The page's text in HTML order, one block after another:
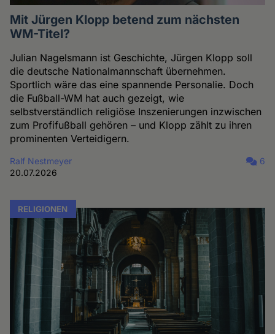
Mit Jürgen Klopp betend zum nächsten
WM-Titel?
Julian Nagelsmann ist Geschichte, Jürgen Klopp soll
die deutsche Nationalmannschaft übernehmen.
Sportlich wäre das eine spannende Personalie. Doch
die Fußball-WM hat auch gezeigt, wie
selbstverständlich religiöse Inszenierungen inzwischen
zum Profifußball gehören – und Klopp zählt zu ihren
prominenten Verteidigern.
Ralf Nestmeyer
20.07.2026
6
RELIGIONEN